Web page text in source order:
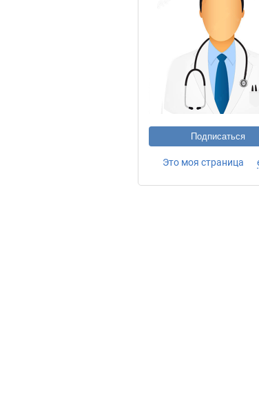
Подписаться
Это моя страница